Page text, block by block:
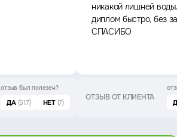
отзыв был полезен?
ДА (517) НЕТ (7)
никакой лишней
диплом быстро, без
СПАСИБО
ОТЗЫВ ОТ КЛИЕНТА